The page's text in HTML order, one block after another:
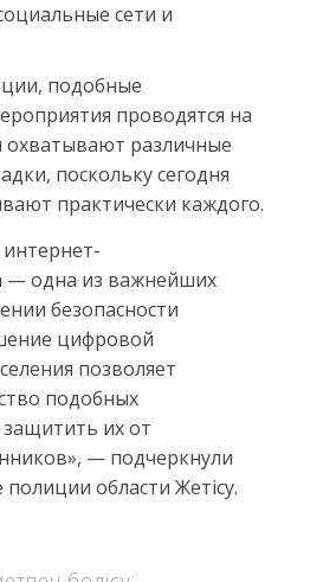
сети и
подобные
проводятся на
охватывают различные
поскольку сегодня
практически каждого.
— одна из важнейших
безопасности
цифровой
позволяет
подобных
их от
— подчеркнули
области Жетісу.